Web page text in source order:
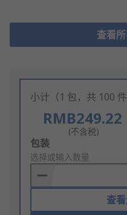
查看
小计（1 包，共 100
RMB249.22
(不含税)
Add
to
Basket
包装
选择或输入数量
查